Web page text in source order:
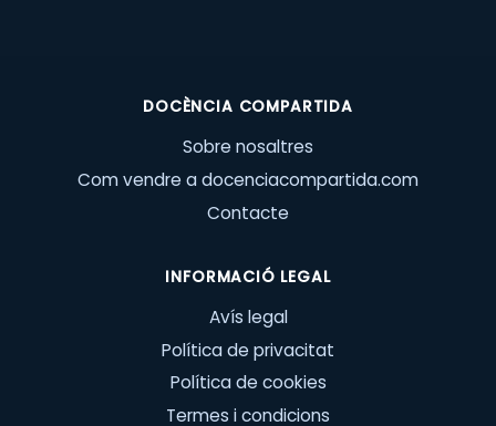
DOCÈNCIA COMPARTIDA
Sobre nosaltres
Com vendre a docenciacompartida.com
Contacte
INFORMACIÓ LEGAL
Avís legal
Política de privacitat
Política de cookies
Termes i condicions